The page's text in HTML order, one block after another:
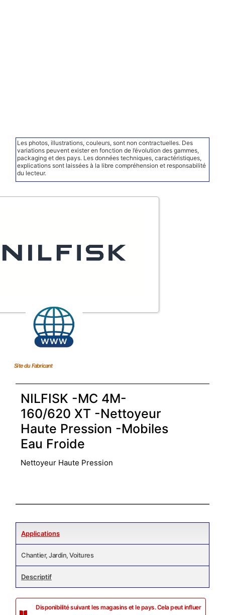
Les photos, illustrations, couleurs, sont non contractuelles. Des
variations peuvent exister en fonction de l’évolution des gammes,
packaging et des pays. Les données techniques, caractéristiques,
explications sont laissées à la libre compréhension et responsabilité
du lecteur.
Site du Fabricant
NILFISK -MC 4M-
160/620 XT -Nettoyeur
Haute Pression -Mobiles
Eau Froide
Nettoyeur Haute Pression
Applications
Chantier, Jardin, Voitures
Descriptif
Disponibilité suivant les magasins et le pays. Cela peut influer